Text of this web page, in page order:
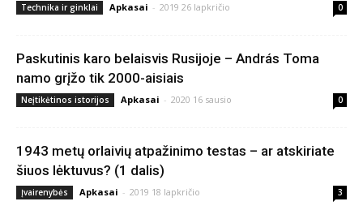
Technika ir ginklai Apkasai - 2019 26 lapkričio 0
Paskutinis karo belaisvis Rusijoje – András Toma
namo grįžo tik 2000-aisiais
Neįtikėtinos istorijos Apkasai - 2020 16 sausio 0
1943 metų orlaivių atpažinimo testas – ar atskiriate
šiuos lėktuvus? (1 dalis)
Įvairenybės Apkasai - 2019 18 lapkričio 3